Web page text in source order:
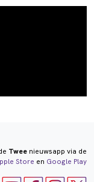
Tweenieuwsapp via de
Store en Google Play